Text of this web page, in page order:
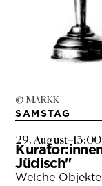
© MARKK
SAMSTAG
29. August–
Jüdisch"
Welche